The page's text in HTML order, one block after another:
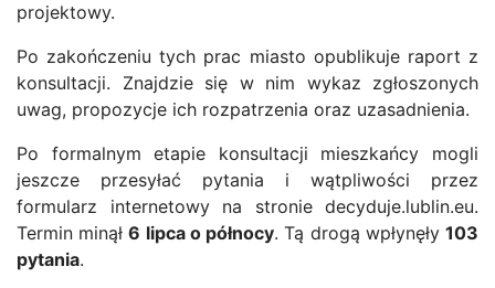
projektowy.
Po zakończeniu tych prac miasto opublikuje raport z
konsultacji. Znajdzie się w nim wykaz zgłoszonych
uwag, propozycje ich rozpatrzenia oraz uzasadnienia.
Po formalnym etapie konsultacji mieszkańcy mogli
jeszcze przesyłać pytania i wątpliwości przez
formularz internetowy na stronie decyduje.lublin.eu.
Termin minął6 lipca o północy. Tą drogą wpłynęły103
pytania.